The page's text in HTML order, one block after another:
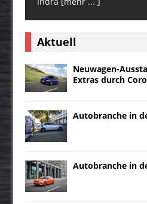
Aktuell
Neuwagen-
Extras durch
Autobranche in
Autobranche in